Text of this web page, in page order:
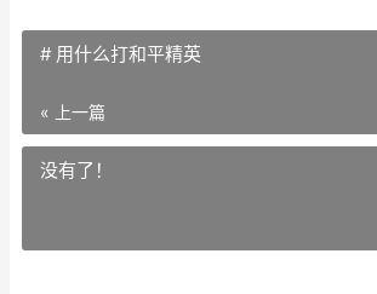
# 用什么打和平精英
« 上一篇
没有了！